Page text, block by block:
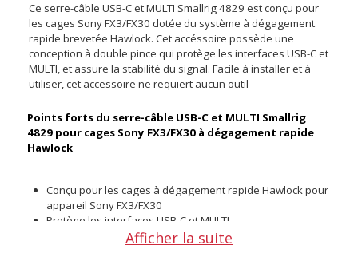
Ce serre-câble USB-C et MULTI Smallrig 4829 est conçu pour
les cages Sony FX3/FX30 dotée du système à dégagement
rapide brevetée Hawlock. Cet accéssoire possède une
conception à double pince qui protège les interfaces USB-C et
MULTI, et assure la stabilité du signal. Facile à installer et à
utiliser, cet accessoire ne requiert aucun outil
Points forts du serre-câble USB-C et MULTI Smallrig
4829 pour cages Sony FX3/FX30 à dégagement rapide
Hawlock
Conçu pour les cages à dégagement rapide Hawlock pour
appareil Sony FX3/FX30
Protège les interfaces USB-C et MULTI
Assure la stabilité du signal des câbles USB-C et MULTI
Afficher la suite